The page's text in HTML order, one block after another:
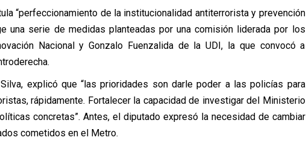
“perfeccionamiento de la institucionalidad antiterrorista y prevención
una serie de medidas planteadas por una comisión liderada por los
Nacional y Gonzalo Fuenzalida de la UDI, la que convocó a
explicó que “las prioridades son darle poder a las policías para
rápidamente. Fortalecer la capacidad de investigar del Ministerio
concretas”. Antes, el diputado expresó la necesidad de cambiar
cometidos en el Metro.